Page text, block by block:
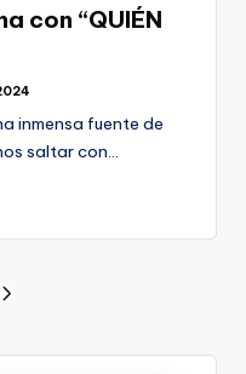
con “QUIÉN
inmensa fuente de
saltar con…